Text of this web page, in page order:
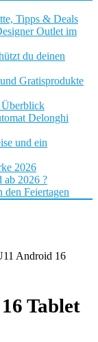
Tipps & Deals
Outlet im
du deinen
Gratisprodukte
Überblick
Delonghi
und ein
2026
ab 2026 ?
den Feiertagen
Android 16
Tablet